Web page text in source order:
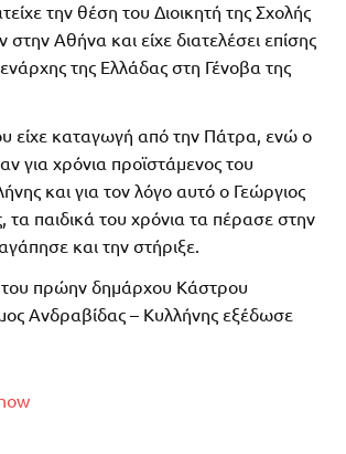
την θέση του Διοικητή της Σχολής
Αθήνα και είχε διατελέσει επίσης
της Ελλάδας στη Γένοβα της
είχε καταγωγή από την Πάτρα, ενώ ο
για χρόνια προϊστάμενος του
και για τον λόγο αυτό ο Γεώργιος
παιδικά του χρόνια τα πέρασε στην
και την στήριξε.
του πρώην δημάρχου Κάστρου
Ανδραβίδας – Κυλλήνης εξέδωσε